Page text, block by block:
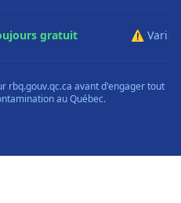
gratuit ⚠️
rbq.gouv.qc.ca avant d'engager tout
au Québec.